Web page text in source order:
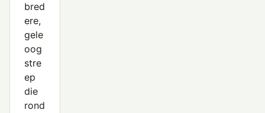
bred
ere,
gele
oog
stre
ep
die
rond